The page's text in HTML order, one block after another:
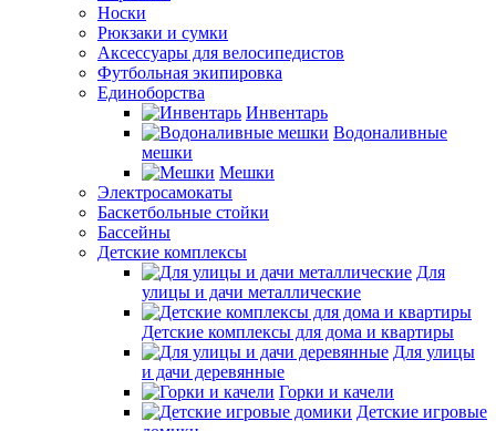
Носки
Рюкзаки и сумки
Аксессуары для велосипедистов
Футбольная экипировка
Единоборства
Инвентарь
Водоналивные
мешки
Мешки
Электросамокаты
Баскетбольные стойки
Бассейны
Детские комплексы
Для
улицы и дачи металлические
Детские комплексы для дома и квартиры
Для улицы
и дачи деревянные
Горки и качели
Детские игровые